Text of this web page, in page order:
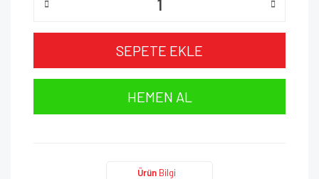
SEPETE EKLE
HEMEN AL
Ürün Bilgi